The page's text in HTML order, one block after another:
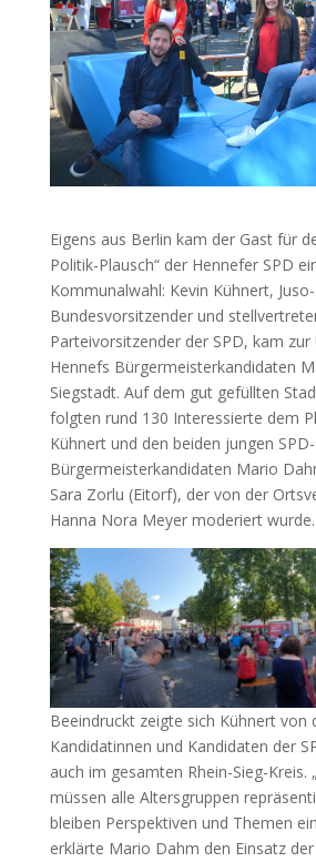
Eigens aus Berlin kam der Gast für
Politik-Plausch“ der Hennefer SPD
Kommunalwahl: Kevin Kühnert, Juso-
Bundesvorsitzender und
Parteivorsitzender der SPD, kam
Hennefs Bürgermeisterkandidaten
Siegstadt. Auf dem gut gefüllten
folgten rund 130 Interessierte dem
Kühnert und den beiden jungen SPD-
Bürgermeisterkandidaten Mario
Sara Zorlu (Eitorf), der von der
Hanna Nora Meyer moderiert wurde.
Beeindruckt zeigte sich Kühnert von
Kandidatinnen und Kandidaten der
auch im gesamten Rhein-Sieg-Kreis.
müssen alle Altersgruppen
bleiben Perspektiven und Themen
erklärte Mario Dahm den Einsatz